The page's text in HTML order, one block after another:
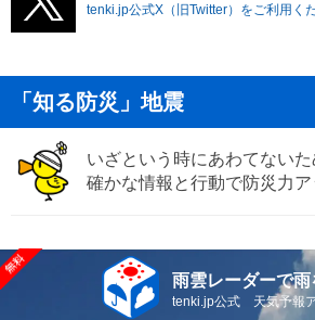
tenki.jp公式X（旧Twitter）をご利用くだ
「知る防災」地震
いざという時にあわてないた
確かな情報と行動で防災力
雨雲レーダーで雨
tenki.jp公式 天気予報